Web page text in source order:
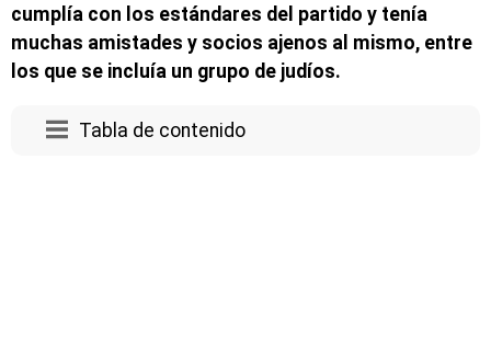
cumplía con los estándares del partido y tenía
muchas amistades y socios ajenos al mismo, entre
los que se incluía un grupo de judíos.
Tabla de contenido